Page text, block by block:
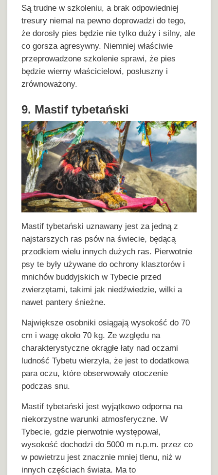
Są trudne w szkoleniu, a brak odpowiedniej
tresury niemal na pewno doprowadzi do tego,
że dorosły pies będzie nie tylko duży i silny, ale
co gorsza agresywny. Niemniej właściwie
przeprowadzone szkolenie sprawi, że pies
będzie wierny właścicielowi, posłuszny i
zrównoważony.
9. Mastif tybetański
Mastif tybetański uznawany jest za jedną z
najstarszych ras psów na świecie, będącą
przodkiem wielu innych dużych ras. Pierwotnie
psy te były używane do ochrony klasztorów i
mnichów buddyjskich w Tybecie przed
zwierzętami, takimi jak niedźwiedzie, wilki a
nawet pantery śnieżne.
Największe osobniki osiągają wysokość do 70
cm i wagę około 70 kg. Ze względu na
charakterystyczne okrągłe łaty nad oczami
ludność Tybetu wierzyła, że jest to dodatkowa
para oczu, które obserwowały otoczenie
podczas snu.
Mastif tybetański jest wyjątkowo odporna na
niekorzystne warunki atmosferyczne. W
Tybecie, gdzie pierwotnie występował,
wysokość dochodzi do 5000 m n.p.m. przez co
w powietrzu jest znacznie mniej tlenu, niż w
innych częściach świata. Ma to